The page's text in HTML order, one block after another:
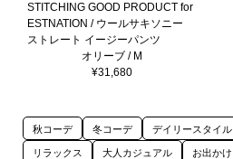
STITCHING GOOD PRODUCT for
ESTNATION / ウールサキソニー
ストレート イージーパンツ
オリーブ / M
¥31,680
秋コーデ 冬コーデ デイリースタイル
リラックス 大人カジュアル お出かけ